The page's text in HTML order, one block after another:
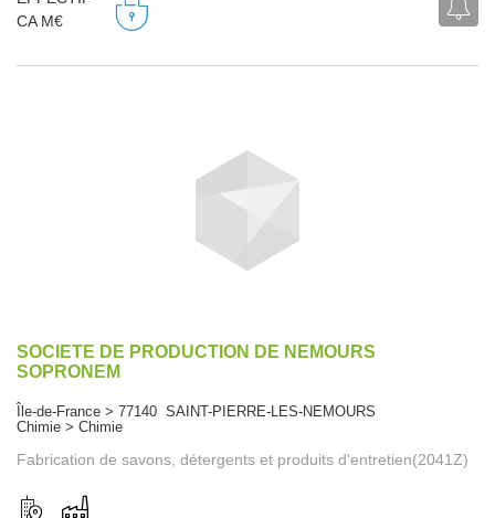
CA M€
SOCIETE DE PRODUCTION DE NEMOURS
SOPRONEM
Île-de-France > 77140 SAINT-PIERRE-LES-NEMOURS
Chimie > Chimie
Fabrication de savons, détergents et produits d'entretien(2041Z)